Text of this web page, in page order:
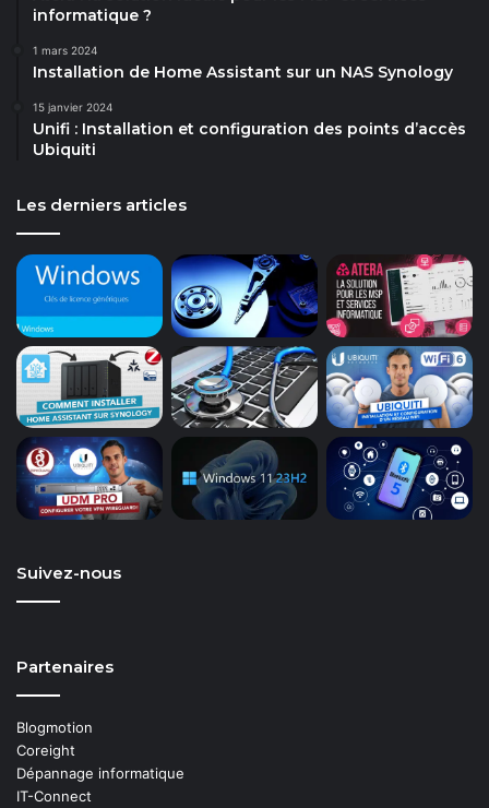
informatique ?
1 mars 2024
Installation de Home Assistant sur un NAS Synology
15 janvier 2024
Unifi : Installation et configuration des points d’accès
Ubiquiti
Les derniers articles
Suivez-nous
Partenaires
Blogmotion
Coreight
Dépannage informatique
IT-Connect